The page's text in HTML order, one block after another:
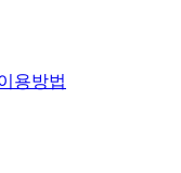
용방법